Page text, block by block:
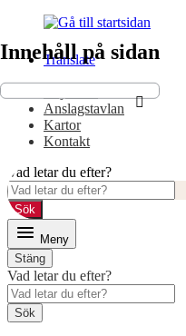
innehåll
huvudmeny
Translate
Anslagstavlan
Kartor
Kontakt
Vad letar du efter?
Sök
Meny
Stäng
Vad letar du efter?
Sök
Innehåll på sidan